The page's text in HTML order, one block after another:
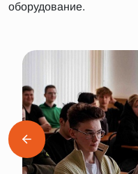
оборудование.